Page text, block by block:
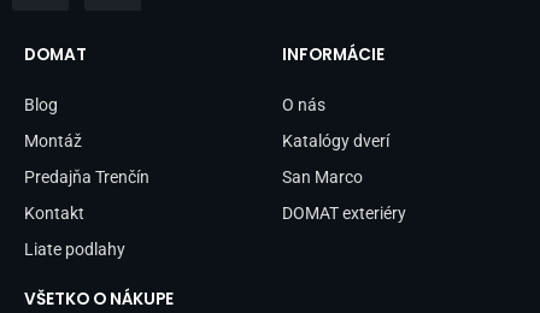
b
o
k
-
DOMAT
Blog
Montáž
Predajňa Trenčín
Kontakt
Liate podlahy
INFORMÁCIE
O nás
Katalógy dverí
San Marco
DOMAT exteriéry
VŠETKO O NÁKUPE